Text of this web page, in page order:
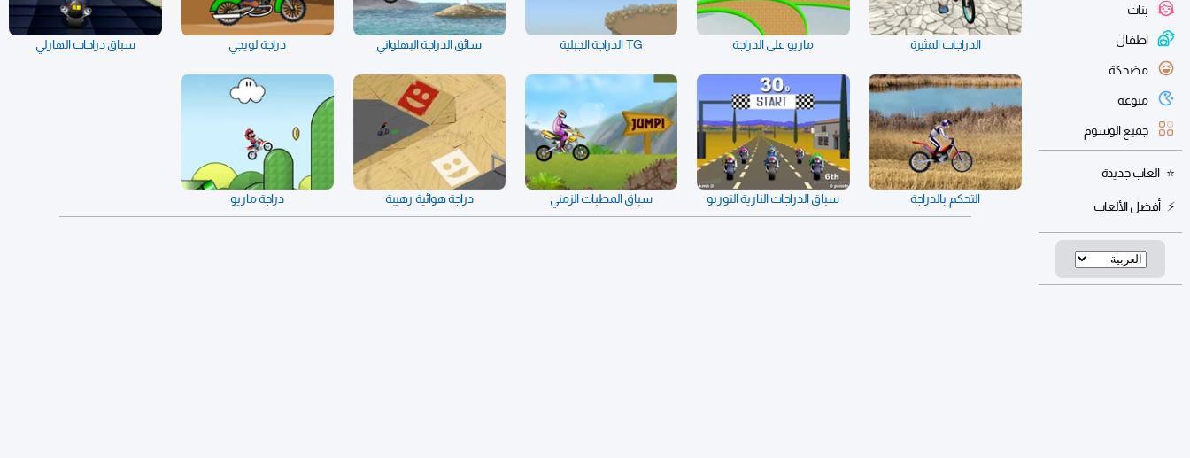
بنات
اطفال
مضحكة
منوعة
جميع الوسوم
العاب جديدة
أفضل الألعاب
الدراجات المثيرة ماريو على الدراجة TG الدراجة الجبلية سائق الدراجة البهلواني دراجة لويجي سباق دراجات الهارلي
التحكم بالدراجة سباق الدراجات النارية التوربو سباق المطبات الزمني دراجة هوائية رهيبة دراجة ماريو